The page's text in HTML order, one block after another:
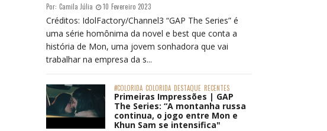
Por: Camila Júlia 10 Fevereiro 2023
Créditos: IdolFactory/Channel3 “GAP The Series” é
uma série homônima da novel e best que conta a
história de Mon, uma jovem sonhadora que vai
trabalhar na empresa da s...
#COLORIDA COLORIDA DESTAQUE RECENTES
Primeiras Impressões | GAP
The Series: “A montanha russa
continua, o jogo entre Mon e
Khun Sam se intensifica"